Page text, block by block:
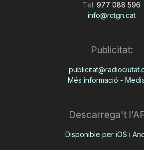
Tel: 977 088 596
info@rctgn.cat
Publicitat:
Més informació -
Descarrega't
Disponible per iOS i